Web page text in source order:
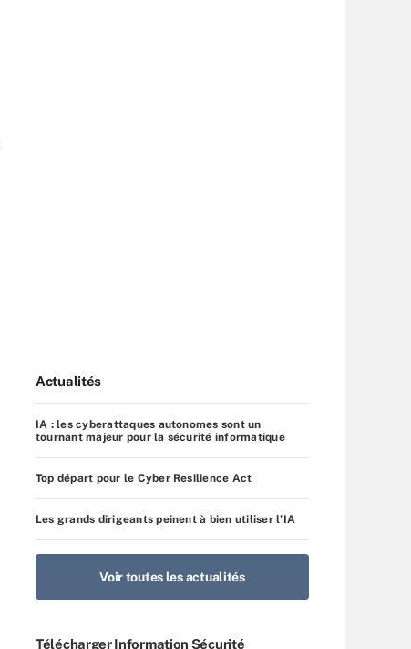
Actualités
IA : les cyberattaques autonomes sont un
tournant majeur pour la sécurité informatique
Top départ pour le Cyber Resilience Act
Les grands dirigeants peinent à bien utiliser l’IA
Voir toutes les actualités
Télécharger Information Sécurité